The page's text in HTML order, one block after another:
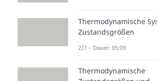
ändert.
Thermodynamische
Zustandsgrößen
2/7 – Dauer: 05:09
Thermodynamische